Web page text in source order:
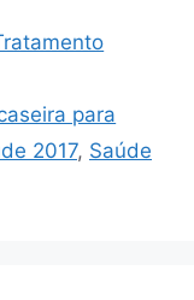
para
2017, Saúde